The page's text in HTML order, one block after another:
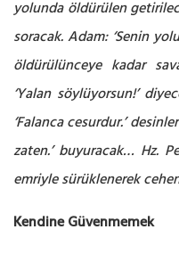
yolunda öldürülen
soracak. Adam: ‘Senin
öldürülünceye kadar
‘Yalan söylüyorsun!’
‘Falanca cesurdur.’
zaten.’ buyuracak… Hz.
emriyle sürüklenerek
Kendine Güvenmemek